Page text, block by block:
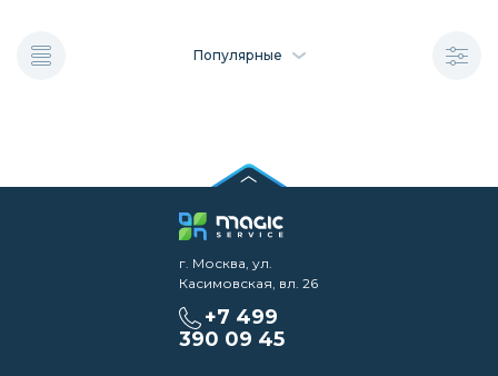
Популярные
г. Москва, ул.
Касимовская, вл. 26
+7 499
390 09 45